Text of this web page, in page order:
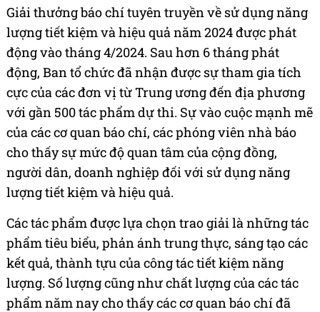
Giải thưởng báo chí tuyên truyền về sử dụng năng
lượng tiết kiệm và hiệu quả năm 2024 được phát
động vào tháng 4/2024. Sau hơn 6 tháng phát
động, Ban tổ chức đã nhận được sự tham gia tích
cực của các đơn vị từ Trung ương đến địa phương
với gần 500 tác phẩm dự thi. Sự vào cuộc mạnh mẽ
của các cơ quan báo chí, các phóng viên nhà báo
cho thấy sự mức độ quan tâm của cộng đồng,
người dân, doanh nghiệp đối với sử dụng năng
lượng tiết kiệm và hiệu quả.
Các tác phẩm được lựa chọn trao giải là những tác
phẩm tiêu biểu, phản ánh trung thực, sáng tạo các
kết quả, thành tựu của công tác tiết kiệm năng
lượng. Số lượng cũng như chất lượng của các tác
phẩm năm nay cho thấy các cơ quan báo chí đã